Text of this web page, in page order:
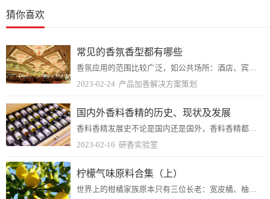
猜你喜欢
常见的香氛香型都有哪些
2023-02-24 产品加香解决方案策划
国内外香料香精的历史、现状及发展
2023-02-16 研香实验室
柠檬气味原料合集（上）